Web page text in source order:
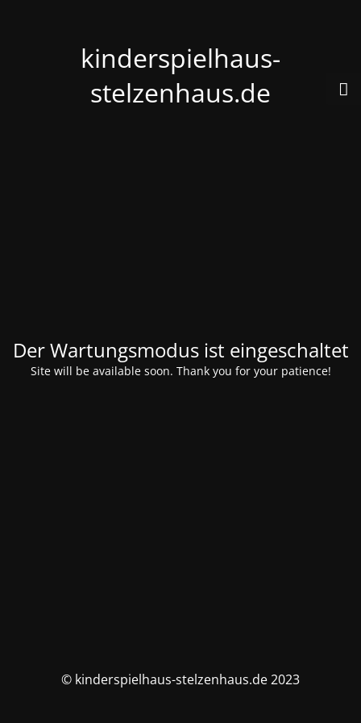
kinderspielhaus-
stelzenhaus.de
Der Wartungsmodus ist eingeschaltet
Site will be available soon. Thank you for your patience!
© kinderspielhaus-stelzenhaus.de 2023